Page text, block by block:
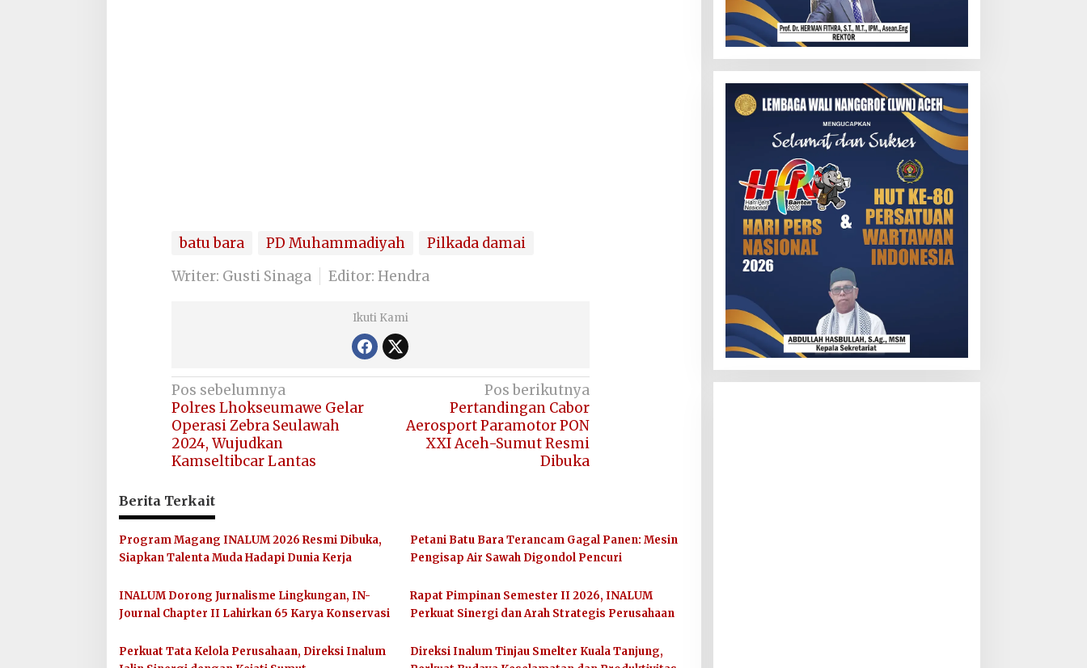
batu bara PD Muhammadiyah
Pilkada damai
Writer: Gusti Sinaga
Editor: Hendra
Ikuti Kami
Navigasi
pos
Pos sebelumnya
Polres Lhokseumawe Gelar
Operasi Zebra Seulawah
2024, Wujudkan
Kamseltibcar Lantas
Pos berikutnya
Pertandingan Cabor
Aerosport Paramotor PON
XXI Aceh-Sumut Resmi
Dibuka
Berita Terkait
Program Magang INALUM 2026 Resmi Dibuka,
Siapkan Talenta Muda Hadapi Dunia Kerja
Petani Batu Bara Terancam Gagal Panen: Mesin
Pengisap Air Sawah Digondol Pencuri
INALUM Dorong Jurnalisme Lingkungan, IN-
Journal Chapter II Lahirkan 65 Karya Konservasi
Rapat Pimpinan Semester II 2026, INALUM
Perkuat Sinergi dan Arah Strategis Perusahaan
Perkuat Tata Kelola Perusahaan, Direksi Inalum
Direksi Inalum Tinjau Smelter Kuala Tanjung,